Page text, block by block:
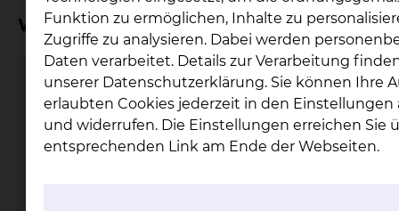
Wichtige Kontakte
Rheumatologie
Funktion zu ermöglichen, Inhalte zu
Zugriffe zu analysieren. Dabei werden
Daten verarbeitet. Details zur Verarbeitung
unserer Datenschutzerklärung. Sie können Ihre
erlaubten Cookies jederzeit in den Einstellungen
und widerrufen. Die Einstellungen erreichen Sie
entsprechenden Link am Ende der Webseiten.